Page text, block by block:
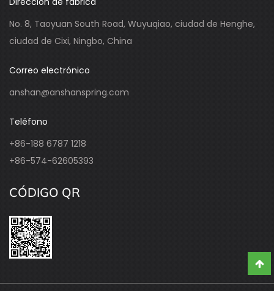
No. 8, Taoyuan South Road, Wuyuqiao, ciudad de Henghe,
ciudad de Cixi, Ningbo, China
Correo electrónico
anshan@anshanspring.com
Teléfono
+86-188 6787 1218
+86-574-62605393
CÓDIGO QR